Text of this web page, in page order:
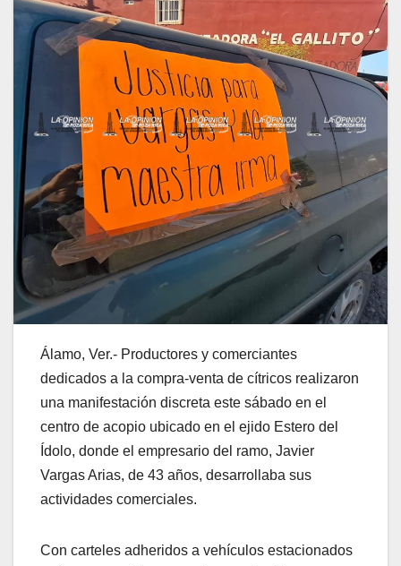
Álamo, Ver.- Productores y comerciantes
dedicados a la compra-venta de cítricos realizaron
una manifestación discreta este sábado en el
centro de acopio ubicado en el ejido Estero del
Ídolo, donde el empresario del ramo, Javier
Vargas Arias, de 43 años, desarrollaba sus
actividades comerciales.
Con carteles adheridos a vehículos estacionados